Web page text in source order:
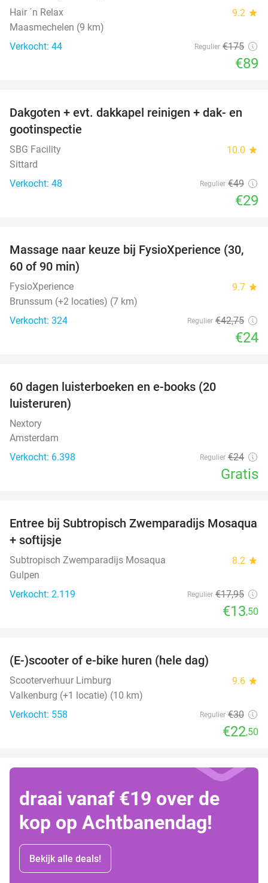
Hair ´n Relax 9.2 star
Maasmechelen (9 km)
Verkocht: 44
Regulier €175
€89
41%
Dakgoten + evt. dakkapel reinigen + dak- en
gootinspectie
SBG Facility 10.0 star
Sittard
Verkocht: 48
Regulier €49
€29
44%
Massage naar keuze bij FysioXperience (30,
60 of 90 min)
FysioXperience 9.7 star
Brunssum (+2 locaties) (7 km)
Verkocht: 324
Regulier €42,75
€24
60 dagen luisterboeken en e-books (20
luisteruren)
Nextory
Amsterdam
Verkocht: 6.398
Regulier €24
Gratis
25%
Entree bij Subtropisch Zwemparadijs Mosaqua
+ softijsje
Subtropisch Zwemparadijs Mosaqua 8.2 star
Gulpen
Verkocht: 2.119
Regulier €17,95
€13,50
(E-)scooter of e-bike huren (hele dag)
Scooterverhuur Limburg 9.6 star
Valkenburg (+1 locatie) (10 km)
Verkocht: 558
Regulier €30
€22,50
draai vanaf €19 over de
kop op Achtbanendag!
Bekijk alle deals!